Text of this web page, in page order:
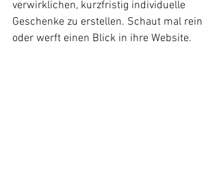
verwirklichen, kurzfristig individuelle
Geschenke zu erstellen. Schaut mal rein
oder werft einen Blick in ihre Website.